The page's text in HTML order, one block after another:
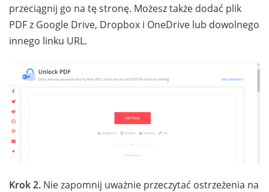
przeciągnij go na tę stronę. Możesz także dodać plik
PDF z Google Drive, Dropbox i OneDrive lub dowolnego
innego linku URL.
Krok 2. Nie zapomnij uważnie przeczytać ostrzeżenia na